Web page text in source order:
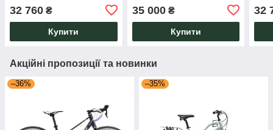
32 760 ₴
Купити
35 000₴
Купити
32
Акційні пропозиції та новинки
–36% –35%